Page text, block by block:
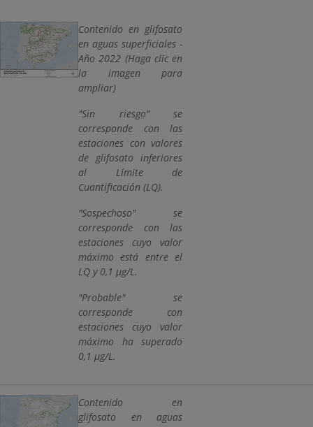
Contenido en glifosato
en aguas superficiales -
Año 2022 (Haga clic en
la imagen para
ampliar)
"Sin riesgo" se
corresponde con las
estaciones con valores
de glifosato inferiores
al Límite de
Cuantificación (LQ).
"Sospechoso" se
corresponde con las
estaciones cuyo valor
máximo está entre el
LQ y 0,1 µg/L.
"Probable" se
corresponde con
estaciones cuyo valor
máximo ha superado
0,1 µg/L.
Contenido en
glifosato en aguas